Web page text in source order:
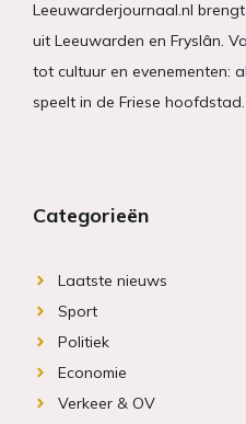
Leeuwarderjournaal.nl
uit Leeuwarden en Fryslân.
tot cultuur en evenementen:
speelt in de Friese hoofdstad.
Categorieën
Laatste nieuws
Sport
Politiek
Economie
Verkeer & OV